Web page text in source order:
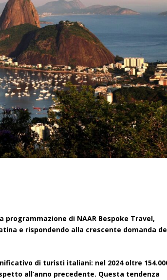
di NAAR Bespoke Travel,
e rispondendo alla crescente domanda
di turisti italiani: nel 2024 oltre
all’anno precedente. Questa tendenza